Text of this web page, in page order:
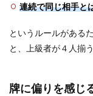
連続で同じ相手と
というルールがある
と、上級者が４人揃
牌に偏りを感じ